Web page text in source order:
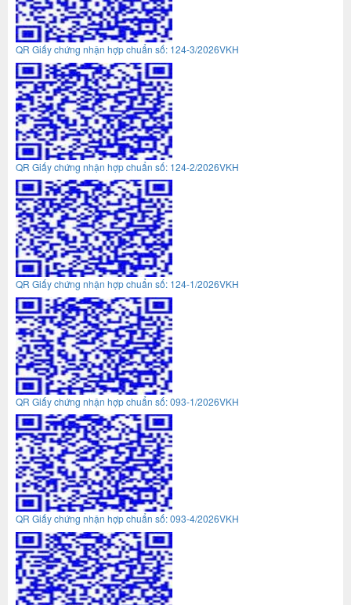
QR Giấy chứng nhận hợp chuẩn số: 124-3/2026VKH
QR Giấy chứng nhận hợp chuẩn số: 124-2/2026VKH
QR Giấy chứng nhận hợp chuẩn số: 124-1/2026VKH
QR Giấy chứng nhận hợp chuẩn số: 093-1/2026VKH
QR Giấy chứng nhận hợp chuẩn số: 093-4/2026VKH